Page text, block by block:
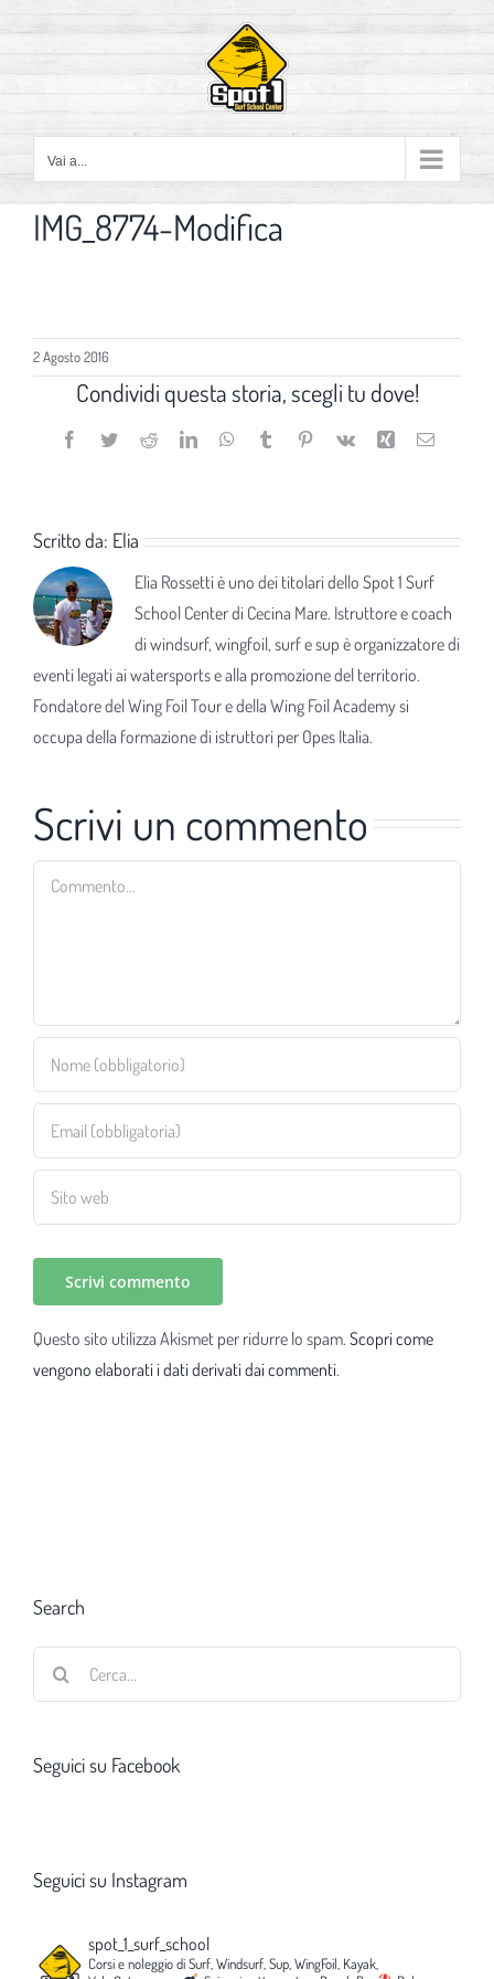
contenuto
Vai a...
IMG_8774-Modifica
2 Agosto 2016
Condividi questa storia, scegli tu dove!
Facebook
TwitterRedditLinkedInWhatsApp
TumblrPinterest
Vk Xing Email
Scritto da: Elia
Elia Rossetti è uno dei titolari dello Spot 1 Surf
School Center di Cecina Mare. Istruttore e coach
di windsurf, wingfoil, surf e sup è organizzatore di
eventi legati ai watersports e alla promozione del territorio.
Fondatore del Wing Foil Tour e della Wing Foil Academy si
occupa della formazione di istruttori per Opes Italia.
Scrivi un commento
Commento
Questo sito utilizza Akismet per ridurre lo spam. Scopri come
vengono elaborati i dati derivati dai commenti.
Search
Seguici su Facebook
Seguici su Instagram
spot_1_surf_school
Corsi e noleggio di Surf, Windsurf, Sup, WingFoil, Kayak,